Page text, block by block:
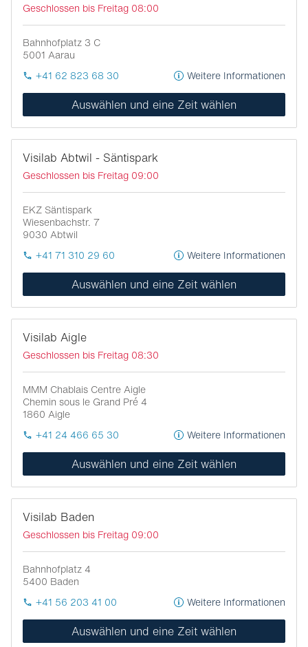
Geschlossen bis Freitag 08:00
Bahnhofplatz 3 C
5001 Aarau
+41 62 823 68 30
Weitere Informationen
Auswählen und eine Zeit wählen
Visilab Abtwil - Säntispark
Geschlossen bis Freitag 09:00
EKZ Säntispark
Wiesenbachstr. 7
9030 Abtwil
+41 71 310 29 60
Weitere Informationen
Auswählen und eine Zeit wählen
Visilab Aigle
Geschlossen bis Freitag 08:30
MMM Chablais Centre Aigle
Chemin sous le Grand Pré 4
1860 Aigle
+41 24 466 65 30
Weitere Informationen
Auswählen und eine Zeit wählen
Visilab Baden
Geschlossen bis Freitag 09:00
Bahnhofplatz 4
5400 Baden
+41 56 203 41 00
Weitere Informationen
Auswählen und eine Zeit wählen